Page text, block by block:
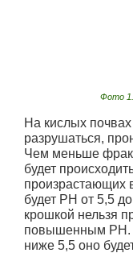
Фото 1.
На кислых
разрушаться,
Чем меньше
будет
произрастающих
будет PH от 5,5
крошкой нельзя
повышенным PH.
ниже 5,5 оно